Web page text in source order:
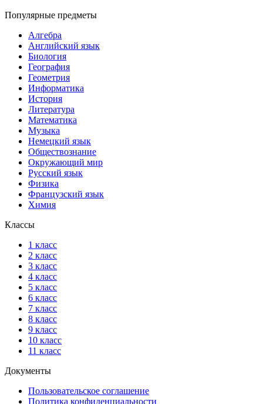
Популярные предметы
Алгебра
Английский язык
Биология
География
Геометрия
Информатика
История
Литература
Математика
Музыка
Немецкий язык
Обществознание
Окружающий мир
Русский язык
Физика
Французский язык
Химия
Классы
1 класс
2 класс
3 класс
4 класс
5 класс
6 класс
7 класс
8 класс
9 класс
10 класс
11 класс
Документы
Пользовательское соглашение
Политика конфиденциальности